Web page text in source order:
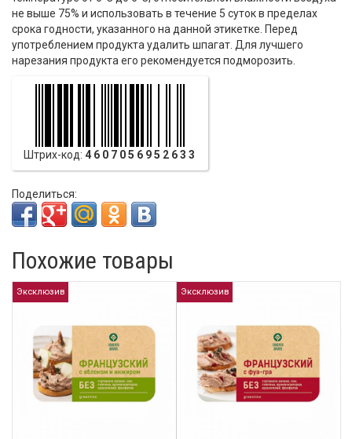
не выше 75% и использовать в течение 5 суток в пределах
срока годности, указанного на данной этикетке. Перед
употреблением продукта удалить шпагат. Для лучшего
нарезания продукта его рекомендуется подморозить.
Штрих-код: 4607056952633
Поделиться:
Похожие товары
Эксклюзив Эксклюзив